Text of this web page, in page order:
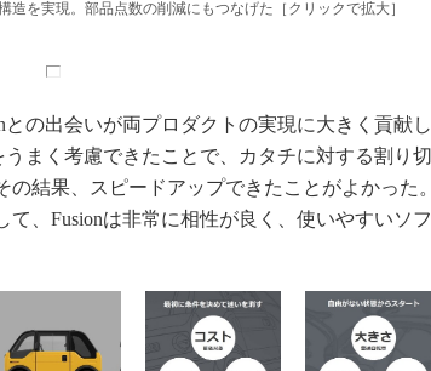
を実現。部品点数の削減にもつなげた［クリックで拡大］
の出会いが両プロダクトの実現に大きく貢献し
まく考慮できたことで、カタチに対する割り切
結果、スピードアップできたことがよかった。
、Fusionは非常に相性が良く、使いやすいソフ